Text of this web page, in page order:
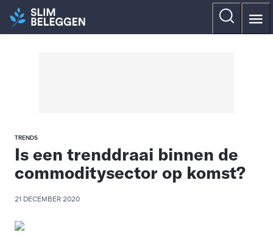
TRENDS
Is een trenddraai binnen de
commoditysector op komst?
21 DECEMBER 2020